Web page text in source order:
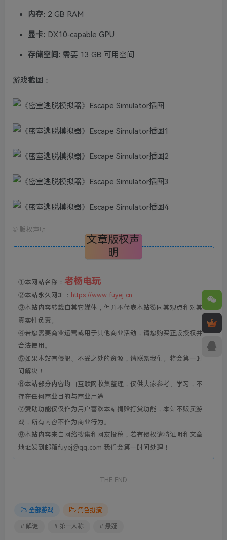
内存: 2 GB RAM
显卡: DX10-capable GPU
存储空间: 需要 13 GB 可用空间
游戏截图：
© 版权声明
文章版权声
明
①本网站名称： 老杨电玩
②本站永久网址： https://www.fuyej.cn
③本站内容转载自其它媒体，但并不代表本站赞同其观点和对其
真实性负责。
④若您需要商业运营或用于其他商业活动，请您购买正版授权并
合法使用。
⑤如果本站有侵犯、不妥之处的资源，请联系我们。将会第一时
间解决！
⑥本站部分内容均由互联网收集整理，仅供大家参考、学习，不
存在任何商业目的与商业用途
⑦赞助功能仅仅作为用户喜欢本站捐赠打赏功能，本站不贩卖游
戏，所有内容不作为商业行为。
⑧本站内容来自网络搜集和网友投稿，若有侵权请将证明和文章
地址发到邮箱fuyej@qq.com 我们会第一时间处理！
THE END
全部游戏 角色扮演
# 解谜 # 第一人称 # 悬疑